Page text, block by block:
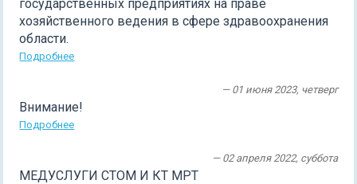
государственных предприятиях на праве
хозяйственного ведения в сфере здравоохранения
области.
Подробнее
— 01 июня 2023, четверг
Внимание!
Подробнее
— 02 апреля 2022, суббота
МЕДУСЛУГИ СТОМ И КТ МРТ